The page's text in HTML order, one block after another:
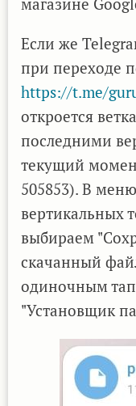
Если же
при переходе
https://t.me/
откроется
последними
текущий
505853). В
вертикальных
выбираем
скачанный
одиночным
"Установщик